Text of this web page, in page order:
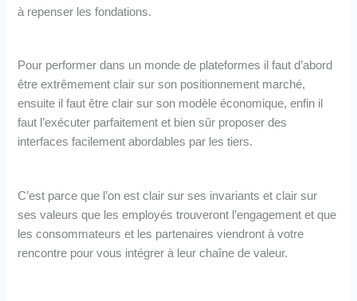
à repenser les fondations.
Pour performer dans un monde de plateformes il faut d’abord
être extrêmement clair sur son positionnement marché,
ensuite il faut être clair sur son modèle économique, enfin il
faut l’exécuter parfaitement et bien sûr proposer des
interfaces facilement abordables par les tiers.
C’est parce que l’on est clair sur ses invariants et clair sur
ses valeurs que les employés trouveront l’engagement et que
les consommateurs et les partenaires viendront à votre
rencontre pour vous intégrer à leur chaîne de valeur.